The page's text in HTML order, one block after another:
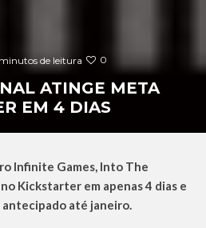
de leitura 0
ATINGE META
EM 4 DIAS
Infinite Games, Into The
Kickstarter em apenas 4 dias e
antecipado até janeiro.